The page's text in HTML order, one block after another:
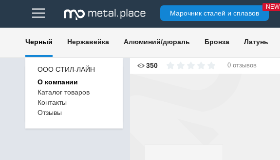
Марочник сталей и сплавов
NEW
Черный Нержавейка Алюминий/дюраль Бронза Латунь
ООО СТИЛ-ЛАЙН
О компании
Каталог товаров
Контакты
Отзывы
350 0 отзывов